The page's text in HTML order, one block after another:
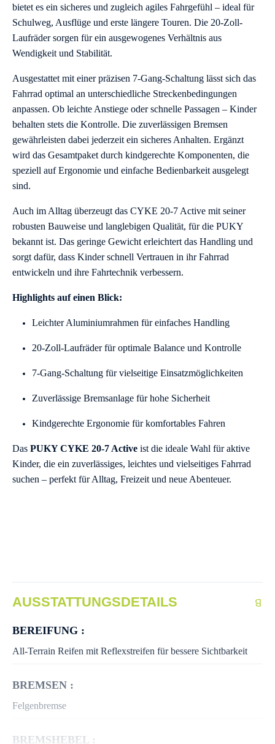
bietet es ein sicheres und zugleich agiles Fahrgefühl – ideal für
Schulweg, Ausflüge und erste längere Touren. Die 20-Zoll-
Laufräder sorgen für ein ausgewogenes Verhältnis aus
Wendigkeit und Stabilität.
Ausgestattet mit einer präzisen 7-Gang-Schaltung lässt sich das
Fahrrad optimal an unterschiedliche Streckenbedingungen
anpassen. Ob leichte Anstiege oder schnelle Passagen – Kinder
behalten stets die Kontrolle. Die zuverlässigen Bremsen
gewährleisten dabei jederzeit ein sicheres Anhalten. Ergänzt
wird das Gesamtpaket durch kindgerechte Komponenten, die
speziell auf Ergonomie und einfache Bedienbarkeit ausgelegt
sind.
Auch im Alltag überzeugt das CYKE 20-7 Active mit seiner
robusten Bauweise und langlebigen Qualität, für die PUKY
bekannt ist. Das geringe Gewicht erleichtert das Handling und
sorgt dafür, dass Kinder schnell Vertrauen in ihr Fahrrad
entwickeln und ihre Fahrtechnik verbessern.
Highlights auf einen Blick:
Leichter Aluminiumrahmen für einfaches Handling
20-Zoll-Laufräder für optimale Balance und Kontrolle
7-Gang-Schaltung für vielseitige Einsatzmöglichkeiten
Zuverlässige Bremsanlage für hohe Sicherheit
Kindgerechte Ergonomie für komfortables Fahren
Das PUKY CYKE 20-7 Active ist die ideale Wahl für aktive
Kinder, die ein zuverlässiges, leichtes und vielseitiges Fahrrad
suchen – perfekt für Alltag, Freizeit und neue Abenteuer.
AUSSTATTUNGSDETAILS
BEREIFUNG :
All-Terrain Reifen mit Reflexstreifen für bessere Sichtbarkeit
BREMSEN :
Felgenbremse
BREMSHEBEL :